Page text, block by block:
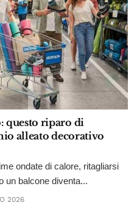
questo riparo di
alleato decorativo
ondate di calore, ritagliarsi
un balcone diventa...
2026